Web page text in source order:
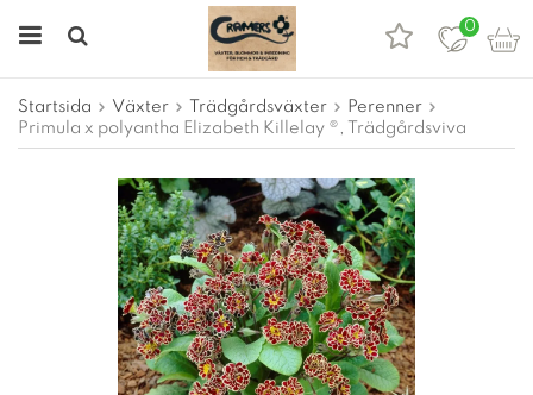
0
Startsida Växter Trädgårdsväxter
Perenner
Primula x polyantha Elizabeth Killelay ®, Trädgårdsviva